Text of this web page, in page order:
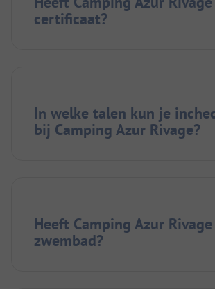
certificaat?
In welke talen kun je
bij Camping Azur Rivage?
Heeft Camping Azur
zwembad?